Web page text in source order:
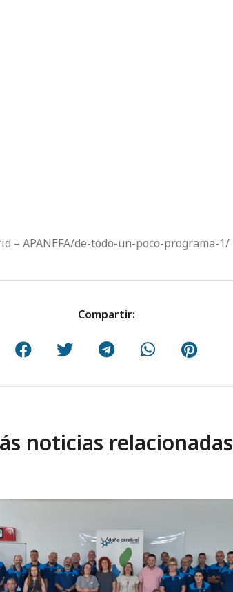
– APANEFA/de-todo-un-poco-programa-1/
Compartir:
noticias relacionadas